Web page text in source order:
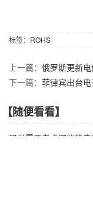
标签： ROHS
上一篇： 俄罗斯更新
下一篇： 菲律宾出台
【随便看看】
研发需要考虑哪些静